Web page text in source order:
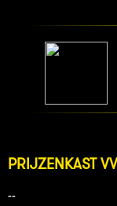
PRIJZENKAST
--